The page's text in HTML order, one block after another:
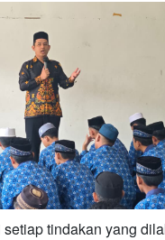
tindakan yang